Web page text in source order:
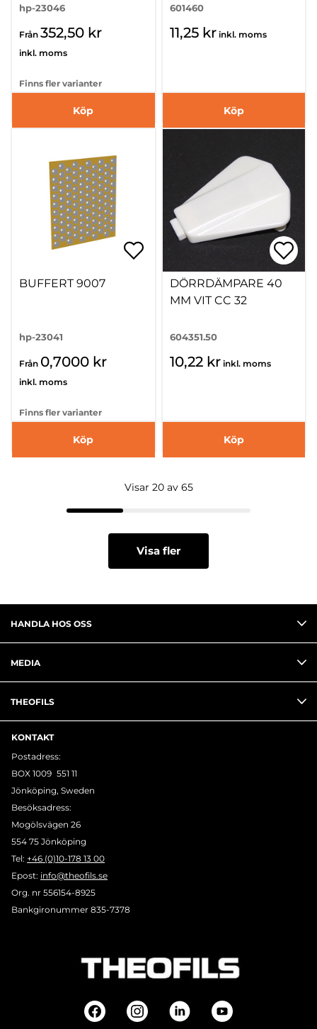
hp-23046
Från 352,50 kr
inkl. moms
Finns fler varianter
Köp
601460
11,25 kr inkl. moms
Köp
BUFFERT 9007
hp-23041
Från 0,7000 kr
inkl. moms
Finns fler varianter
Köp
DÖRRDÄMPARE 40
MM VIT CC 32
604351.50
10,22 kr inkl. moms
Köp
Visar 20 av 65
Visa fler
HANDLA HOS OSS
MEDIA
THEOFILS
KONTAKT
Postadress:
BOX 1009 551 11
Jönköping, Sweden
Besöksadress:
Mogölsvägen 26
554 75 Jönköping
Tel: +46 (0)10-178 13 00
Epost: info@theofils.se
Org. nr 556154-8925
Bankgironummer 835-7378